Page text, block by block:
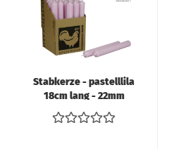
Stabkerze - pastelllila
18cm lang - 22mm
Durchmesser